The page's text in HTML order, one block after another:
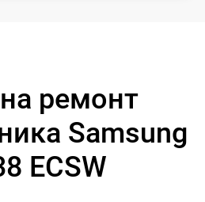
ремонт
Samsung
ECSW